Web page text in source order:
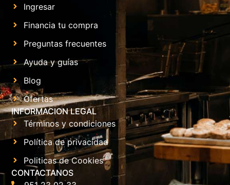
Ingresar
Financia tu compra
Preguntas frecuentes
Ayuda y guías
Blog
Ofertas
INFORMACION LEGAL
Términos y condiciones
Política de privacidad
Politicas de Cookies
CONTACTANOS